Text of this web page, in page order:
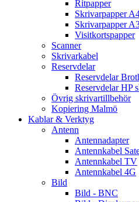
Ritpapper
Skrivarpapper
Skrivarpapper
Visitkortspapper
Scanner
Skrivarkabel
Reservdelar
Reservdelar
Reservdelar HP
Övrig skrivartillbehör
Kopiering Malmö
Kablar & Verktyg
Antenn
Antennadapter
Antennkabel
Antennkabel TV
Antennkabel 4G
Bild
Bild - BNC